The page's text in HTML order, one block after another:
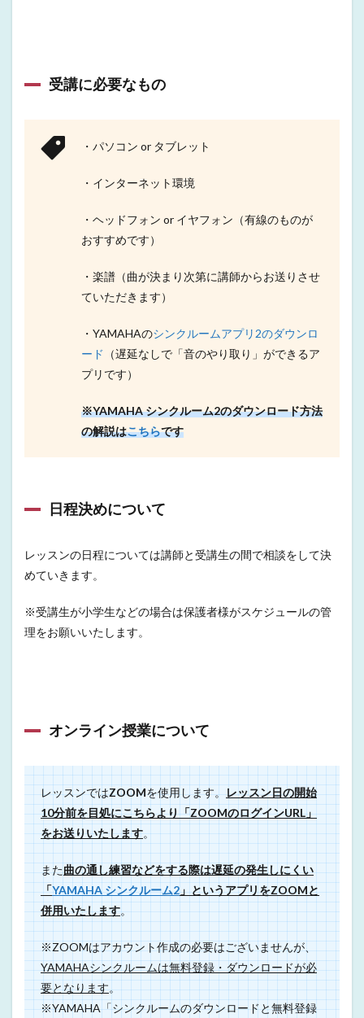
受講に必要なもの
・パソコン or タブレット
・インターネット環境
・ヘッドフォン or イヤフォン（有線のものが
おすすめです）
・楽譜（曲が決まり次第に講師からお送りさせ
ていただきます）
・YAMAHAのシンクルームアプリ2のダウンロ
ード
（遅延なしで「音のやり取り」ができるア
プリです）
※YAMAHA シンクルーム2のダウンロード方法
の解説はこちらです
日程決めについて
レッスンの日程については講師と受講生の間で相談をして決
めていきます。
※受講生が小学生などの場合は保護者様がスケジュールの管
理をお願いいたします。
オンライン授業について
レッスンではZOOMを使用します。レッスン日の開始
10分前を目処にこちらより「ZOOMのログインURL」
をお送りいたします。
また曲の通し練習などをする際は遅延の発生しにくい
「YAMAHA シンクルーム2」というアプリをZOOMと
併用いたします。
※ZOOMはアカウント作成の必要はございませんが、
YAMAHAシンクルームは無料登録・ダウンロードが必
要となります。
※YAMAHA「シンクルームのダウンロードと無料登録